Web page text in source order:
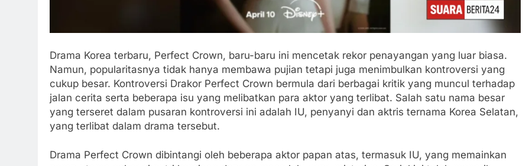
Drama Korea terbaru, Perfect Crown, baru-baru ini mencetak rekor penayangan yang luar biasa.
Namun, popularitasnya tidak hanya membawa pujian tetapi juga menimbulkan kontroversi yang
cukup besar. Kontroversi Drakor Perfect Crown bermula dari berbagai kritik yang muncul terhadap
jalan cerita serta beberapa isu yang melibatkan para aktor yang terlibat. Salah satu nama besar
yang terseret dalam pusaran kontroversi ini adalah IU, penyanyi dan aktris ternama Korea Selatan,
yang terlibat dalam drama tersebut.
Drama Perfect Crown dibintangi oleh beberapa aktor papan atas, termasuk IU, yang memainkan